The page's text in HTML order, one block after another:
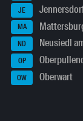
JE
MA
ND Neusiedl
OP
OW Oberwart